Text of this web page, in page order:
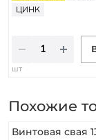
ЦИНК
шт
Похожие
Винтовая свая